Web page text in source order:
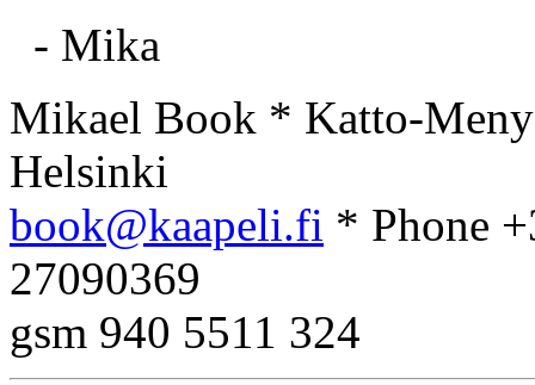
- Mika
Mikael Book * Katto-
Helsinki
book@kaapeli.fi * Phone
27090369
gsm 940 5511 324